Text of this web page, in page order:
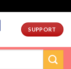
SUPPORT